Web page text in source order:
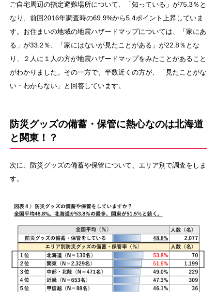
ご自宅周辺の指定避難場所について、「知っている」が75.3％と
なり、前回2016年調査時の69.9%から5.4ポイント上昇していま
す。お住まいの地域の地震ハザードマップについては、「家にあ
る」が33.2％、「家にはないが見たことがある」が22.8％とな
り、２人に１人の方が地震ハザードマップをみたことがあること
がわかりました。その一方で、半数近くの方が、「見たことがな
い・わからない」と回答しています。
防災グッズの備蓄・保管に熱心なのは北海道
と関東！？
次に、防災グッズの備蓄や保管について、エリア別で調査をしま
す。